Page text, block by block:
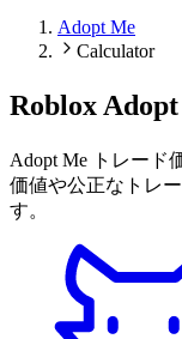
Adopt Me
Calculator
Roblox
Adopt Me トレード
価値や公正なトレ
す。